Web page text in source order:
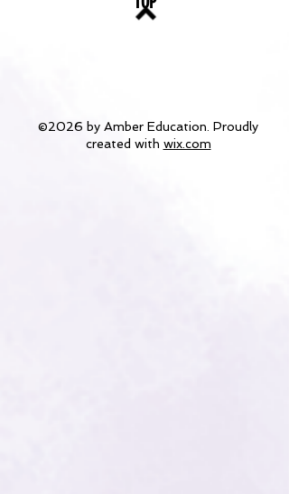
©2026 by Amber Education. Proudly
created with wix.com